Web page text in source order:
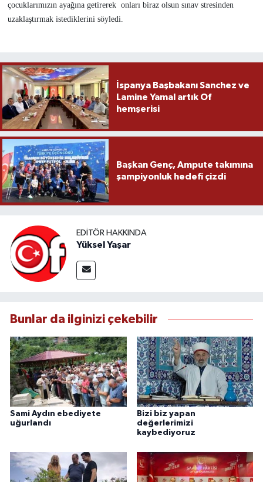
çocuklarımızın ayağına getirerek onları biraz olsun sınav stresinden
uzaklaştırmak istediklerini söyledi.
İspanya Başbakanı Sanchez ve
Lamine Yamal artık Of
hemşerisi
Başkan Genç, Ampute takımına
şampiyonluk hedefi çizdi
EDITÖR HAKKINDA
Yüksel Yaşar
Bunlar da ilginizi çekebilir
Sami Aydın ebediyete
uğurlandı
Bizi biz yapan
değerlerimizi
kaybediyoruz